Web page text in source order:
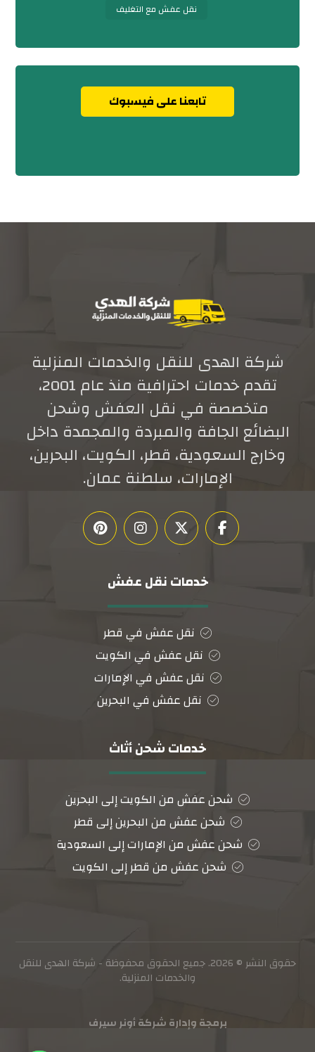
نقل عفش مع التغليف
تابعنا على فيسبوك
شركة الهدى للنقل والخدمات المنزلية
تقدم خدمات احترافية منذ عام 2001،
متخصصة في نقل العفش وشحن
البضائع الجافة والمبردة والمجمدة داخل
وخارج السعودية، قطر، الكويت، البحرين،
الإمارات، سلطنة عمان.
خدمات نقل عفش
نقل عفش في قطر
نقل عفش في الكويت
نقل عفش في الإمارات
نقل عفش في البحرين
خدمات شحن أثاث
شحن عفش من الكويت إلى البحرين
شحن عفش من البحرين إلى قطر
شحن عفش من الإمارات إلى السعودية
شحن عفش من قطر إلى الكويت
حقوق النشر © 2026. جميع الحقوق محفوظة - شركة الهدى للنقل
والخدمات المنزلية.
برمجة وإدارة شركة أونر سيرف